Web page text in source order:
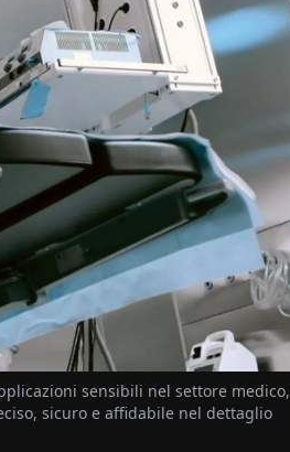
sensibili nel settore medico,
sicuro e affidabile nel dettaglio